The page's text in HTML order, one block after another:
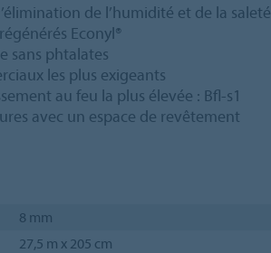
de l’humidité et de la saleté
Econyl®
sans phtalates
les plus exigeants
au feu la plus élevée : Bfl‑s1
avec un espace de revêtement
8 mm
27,5 m x 205 cm